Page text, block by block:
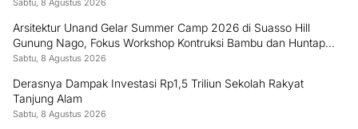
Sabtu, 8 Agustus 2026
Arsitektur Unand Gelar Summer Camp 2026 di Suasso Hill
Gunung Nago, Fokus Workshop Kontruksi Bambu dan Huntap
Kayu
Sabtu, 8 Agustus 2026
Derasnya Dampak Investasi Rp1,5 Triliun Sekolah Rakyat
Tanjung Alam
Sabtu, 8 Agustus 2026